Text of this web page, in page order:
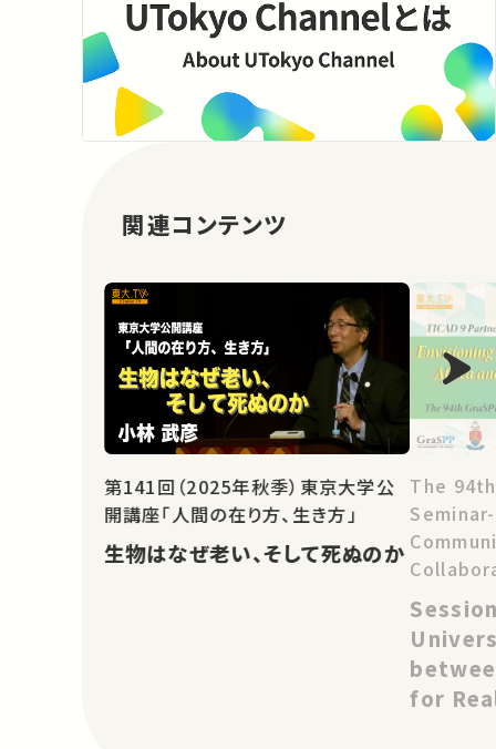
関連コンテンツ
第141回（2025年秋季）東京大学公
開講座「人間の在り方、生き方」
生物はなぜ老い、そして死ぬのか
The
and
Project
for